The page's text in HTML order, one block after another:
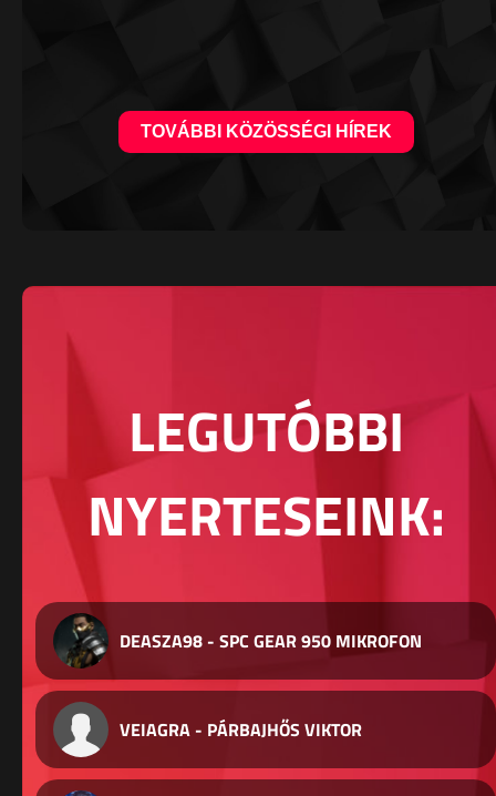
TOVÁBBI KÖZÖSSÉGI HÍREK
LEGUTÓBBI
NYERTESEINK:
DEASZA98 - SPC GEAR 950 MIKROFON
VEIAGRA - PÁRBAJHŐS VIKTOR